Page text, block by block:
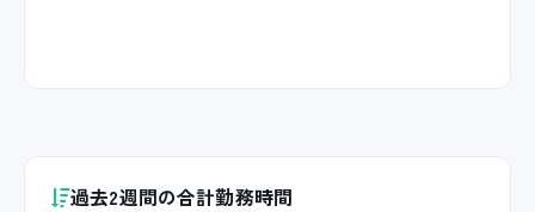
過去2週間の合計勤務時間